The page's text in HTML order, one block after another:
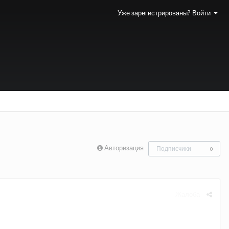
Уже зарегистрированы? Войти
Авторизация Подписчики 0